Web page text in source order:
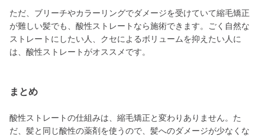
ただ、ブリーチやカラーリングでダメージを受けていて縮毛矯正
が難しい髪でも、酸性ストレートなら施術できます。ごく自然な
ストレートにしたい人、クセによるボリュームを抑えたい人に
は、酸性ストレートがオススメです。
まとめ
酸性ストレートの仕組みは、縮毛矯正と変わりありません。た
だ、髪と同じ酸性の薬剤を使うので、髪へのダメージが少なくな